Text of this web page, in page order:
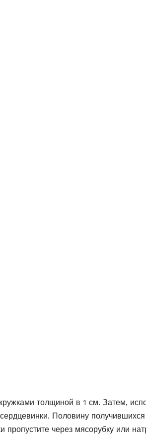
толщиной в 1 см. Затем,
Половину
пропустите через мясорубку или